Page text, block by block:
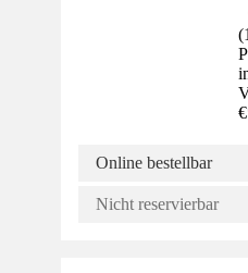
(
€
Online bestellbar
Nicht reservierbar